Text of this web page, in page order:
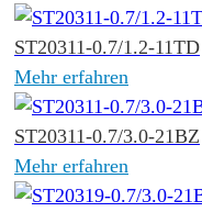
ST20311-0.7/1.2-11TD
Mehr erfahren
ST20311-0.7/3.0-21BZ
Mehr erfahren